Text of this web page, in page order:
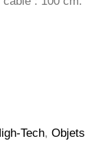
Tech, Objets